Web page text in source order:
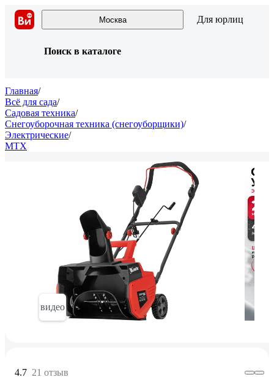
Москва Для юрлиц
Поиск в каталоге
Главная/
Всё для сада/
Садовая техника/
Снегоуборочная техника (снегоуборщики)/
Электрические/
MTX
видео
4.7 21 отзыв